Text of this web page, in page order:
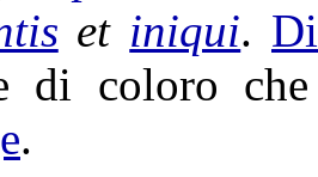
et iniqui.
di coloro
.